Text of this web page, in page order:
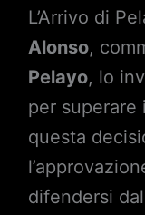
L’Arrivo di
Alonso,
Pelayo, lo
per superare
questa
difendersi